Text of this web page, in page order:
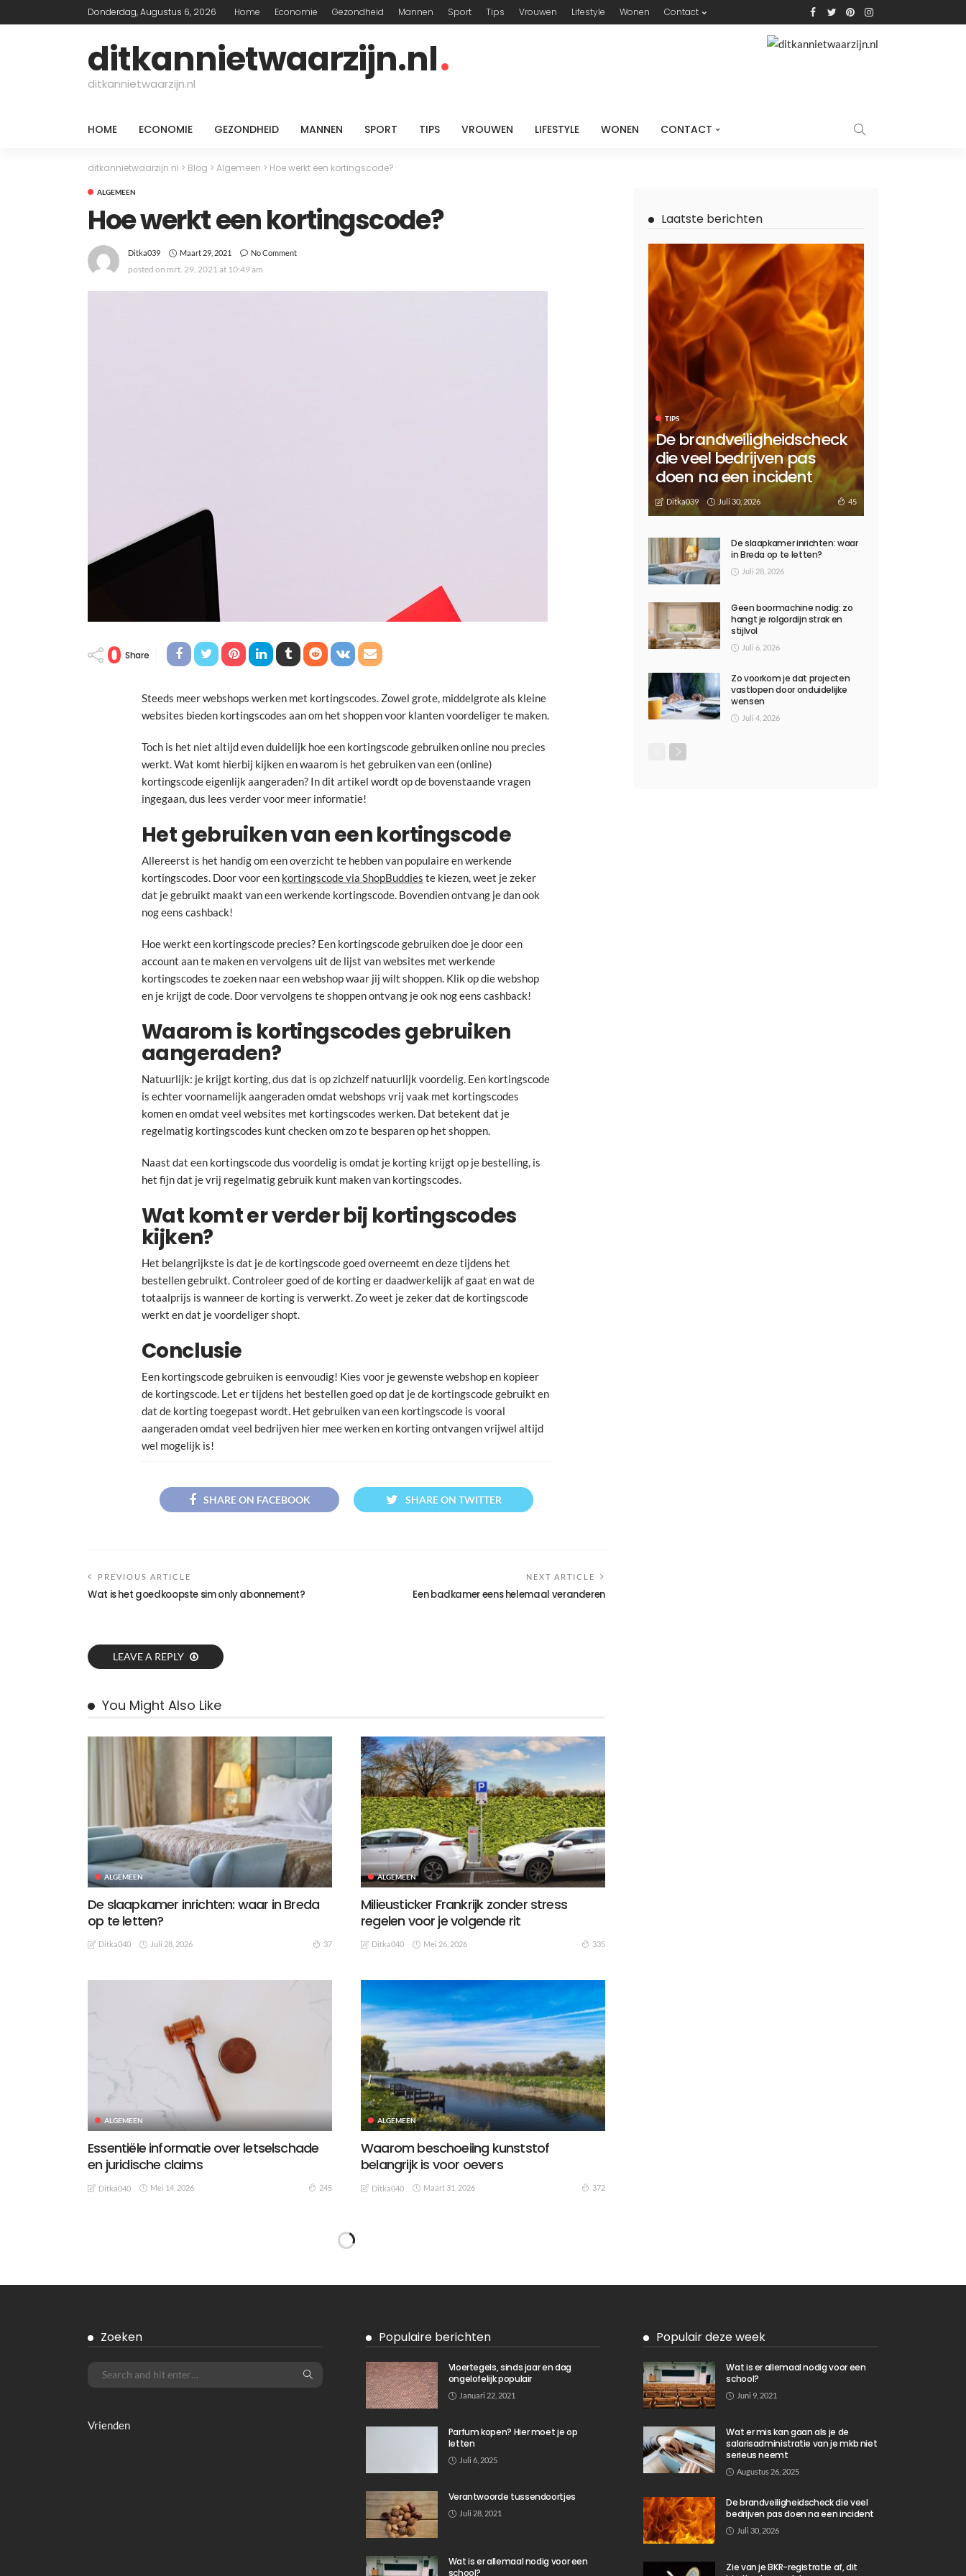
Donderdag, Augustus 6, 2026 Home Economie Gezondheid Mannen Sport Tips Vrouwen Lifestyle Wonen Contact
ditkannietwaarzijn.nl
ditkannietwaarzijn.nl
HOME ECONOMIE GEZONDHEID MANNEN SPORT TIPS VROUWEN LIFESTYLE WONEN CONTACT
ditkannietwaarzijn.nl > Blog > Algemeen > Hoe werkt een kortingscode?
ALGEMEEN
Hoe werkt een kortingscode?
Ditka039 Maart 29, 2021 No Comment
posted on mrt. 29, 2021 at 10:49 am
0 Share
Steeds meer webshops werken met kortingscodes. Zowel grote, middelgrote als kleine
websites bieden kortingscodes aan om het shoppen voor klanten voordeliger te maken.
Toch is het niet altijd even duidelijk hoe een kortingscode gebruiken online nou precies
werkt. Wat komt hierbij kijken en waarom is het gebruiken van een (online)
kortingscode eigenlijk aangeraden? In dit artikel wordt op de bovenstaande vragen
ingegaan, dus lees verder voor meer informatie!
Het gebruiken van een kortingscode
Allereerst is het handig om een overzicht te hebben van populaire en werkende
kortingscodes. Door voor een kortingscode via ShopBuddies te kiezen, weet je zeker
dat je gebruikt maakt van een werkende kortingscode. Bovendien ontvang je dan ook
nog eens cashback!
Hoe werkt een kortingscode precies? Een kortingscode gebruiken doe je door een
account aan te maken en vervolgens uit de lijst van websites met werkende
kortingscodes te zoeken naar een webshop waar jij wilt shoppen. Klik op die webshop
en je krijgt de code. Door vervolgens te shoppen ontvang je ook nog eens cashback!
Waarom is kortingscodes gebruiken
aangeraden?
Natuurlijk: je krijgt korting, dus dat is op zichzelf natuurlijk voordelig. Een kortingscode
is echter voornamelijk aangeraden omdat webshops vrij vaak met kortingscodes
komen en omdat veel websites met kortingscodes werken. Dat betekent dat je
regelmatig kortingscodes kunt checken om zo te besparen op het shoppen.
Naast dat een kortingscode dus voordelig is omdat je korting krijgt op je bestelling, is
het fijn dat je vrij regelmatig gebruik kunt maken van kortingscodes.
Wat komt er verder bij kortingscodes
kijken?
Het belangrijkste is dat je de kortingscode goed overneemt en deze tijdens het
bestellen gebruikt. Controleer goed of de korting er daadwerkelijk af gaat en wat de
totaalprijs is wanneer de korting is verwerkt. Zo weet je zeker dat de kortingscode
werkt en dat je voordeliger shopt.
Conclusie
Een kortingscode gebruiken is eenvoudig! Kies voor je gewenste webshop en kopieer
de kortingscode. Let er tijdens het bestellen goed op dat je de kortingscode gebruikt en
dat de korting toegepast wordt. Het gebruiken van een kortingscode is vooral
aangeraden omdat veel bedrijven hier mee werken en korting ontvangen vrijwel altijd
wel mogelijk is!
SHARE ON FACEBOOK SHARE ON TWITTER
PREVIOUS ARTICLE
Wat is het goedkoopste sim only abonnement?
NEXT ARTICLE
Een badkamer eens helemaal veranderen
LEAVE A REPLY
You Might Also Like
ALGEMEEN
De slaapkamer inrichten: waar in Breda
op te letten?
Ditka040 Juli 28, 2026 37
ALGEMEEN
Milieusticker Frankrijk zonder stress
regelen voor je volgende rit
Ditka040 Mei 26, 2026 335
ALGEMEEN
Essentiële informatie over letselschade
en juridische claims
Ditka040 Mei 14, 2026 245
ALGEMEEN
Waarom beschoeiing kunststof
belangrijk is voor oevers
Ditka040 Maart 31, 2026 372
Ditka040
ALGEMEEN
Mag je in Nederland online CBD kopen?
Laatste berichten
TIPS
De brandveiligheidscheck
die veel bedrijven pas
doen na een incident
Ditka039 Juli 30, 2026 45
De slaapkamer inrichten: waar
in Breda op te letten?
Juli 28, 2026
Geen boormachine nodig: zo
hangt je rolgordijn strak en
stijlvol
Juli 6, 2026
Zo voorkom je dat projecten
vastlopen door onduidelijke
wensen
Juli 4, 2026